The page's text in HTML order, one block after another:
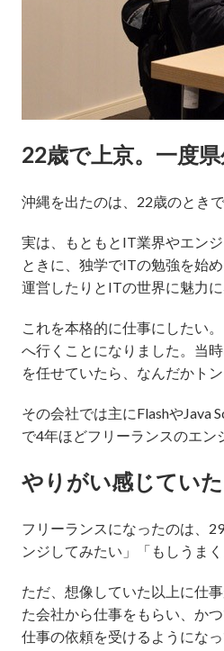
22歳で上京。一度
沖縄を出たのは、22歳のとき
実は、もともとIT業界やエン
ときに、独学でITの勉強を始
運営したりとITの世界に魅力に
これを本格的に仕事にしたい
へ行くことになりました。当
を任せていたら、なんだかト
その会社では主にFlashやJava
で4年ほどフリーランスのエン
やりがい感じてい
フリーランスになったのは、
ンジしてみたい」「もしうま
ただ、想像していた以上に仕
た会社から仕事をもらい、か
仕事の依頼を受けるようになっ